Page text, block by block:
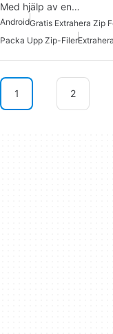
Med hjälp av en…
AndroidGratis Extrahera Zip
Packa Upp Zip-Filer
1 2